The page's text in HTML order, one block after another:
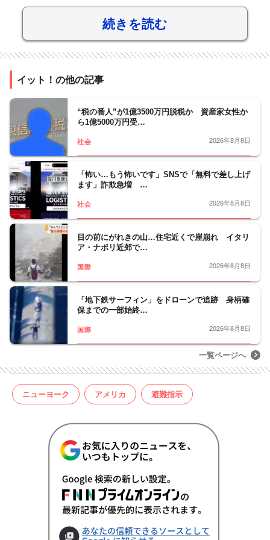
続きを読む
イット！の他の記事
“税の番人”が1億3500万円脱税か 資産家女性か
ら1億5000万円受…
社会 2026年8月8日
「怖い…もう怖いです」SNSで「無料で差し上げ
ます」詐欺急増 …
社会 2026年8月8日
目の前にがれきの山…住宅近くで崖崩れ イタリ
ア・ナポリ近郊で…
国際 2026年8月8日
「地下鉄サーフィン」をドローンで追跡 身柄確
保までの一部始終…
国際 2026年8月8日
一覧ページへ
ニューヨーク アメリカ 避難指示